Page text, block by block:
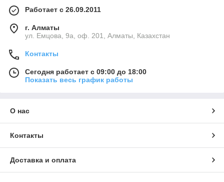
Работает с 26.09.2011
г. Алматы
ул. Емцова, 9а, оф. 201, Алматы, Казахстан
Контакты
Сегодня работает с 09:00 до 18:00
Показать весь график работы
О нас
Контакты
Доставка и оплата